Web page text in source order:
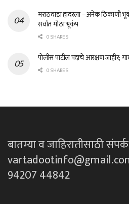
मराठवाडा हादरला – अनेक ठिकाणी
सर्वात मोठा भूकंप
0 SHARES
पोलीस पाटील पदाचे आरक्षण जाहीर;
0 SHARES
बातम्या व जाहिरातीसाठी
94207 44842